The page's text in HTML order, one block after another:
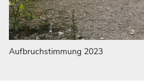
Aufbruchstimmung 2023